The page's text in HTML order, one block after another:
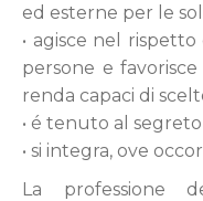
ed esterne per le
• agisce nel
persone e
renda capaci di
• é tenuto al
• si integra, ove
La professione